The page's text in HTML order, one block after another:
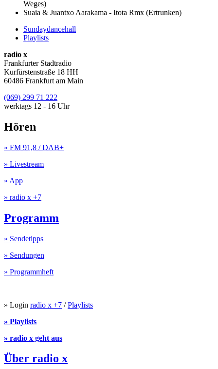
Weges)
Suaia & Juantxo Aarakama - Itota Rmx (Ertrunken)
Sundaydancehall
Playlists
radio x
Frankfurter Stadtradio
Kurfürstenstraße 18 HH
60486 Frankfurt am Main
(069) 299 71 222
werktags 12 - 16 Uhr
Hören
» FM 91,8 / DAB+
» Livestream
» App
» radio x +7
Programm
» Sendetipps
» Sendungen
» Programmheft
» Login radio x +7 /Playlists
» Playlists
» radio x geht aus
Über radio x